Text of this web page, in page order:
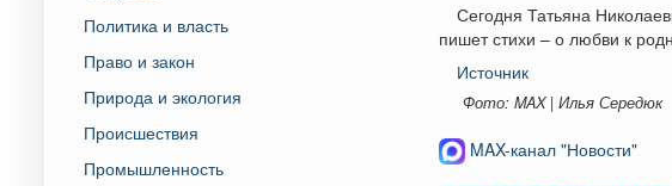
Политика и власть
Право и закон
Природа и экология
Происшествия
Промышленность
Сегодня Татьяна
пишет стихи – о любви к
Источник
Фото: MAX | Илья Середюк
MAX-канал "Новости"